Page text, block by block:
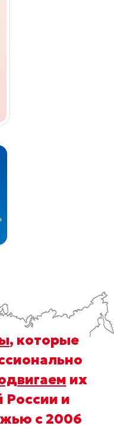
, которые
их
России и
с 2006